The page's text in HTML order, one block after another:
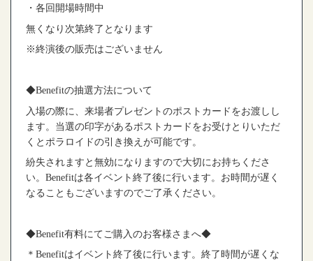
・各回開場時間中
無くなり次第終了となります
※終演後の販売はございません
◆Benefitの抽選方法について
入場の際に、来場者プレゼントのポストカードをお渡しし
ます。当選の印字があるポストカードをお受けとりいただ
くとポラロイドの引き換えが可能です。
紛失されますと無効になりますので大切にお持ちくださ
い。 Benefitは各イベント終了後に行います。お時間が遅く
なることもございますのでご了承ください。
◆Benefit有料にてご購入のお客様さまへ◆
＊ Benefitはイベント終了後に行います。終了時間が遅くな